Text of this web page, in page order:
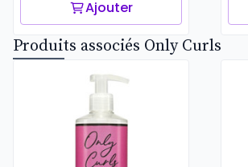
Ajouter
Produits associés Only Curls